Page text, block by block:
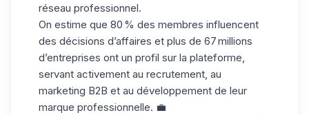
réseau professionnel.
On estime que 80 % des membres influencent
des décisions d’affaires et plus de 67 millions
d’entreprises ont un profil sur la plateforme,
servant activement au recrutement, au
marketing B2B et au développement de leur
marque professionnelle. 💼